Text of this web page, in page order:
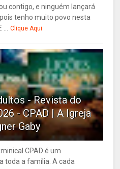
contigo, e ninguém lançará
tenho muito povo nesta
... Clique Aqui
- Revista do
- CPAD | A Igreja
Gaby
CPAD é um
toda a família. A cada